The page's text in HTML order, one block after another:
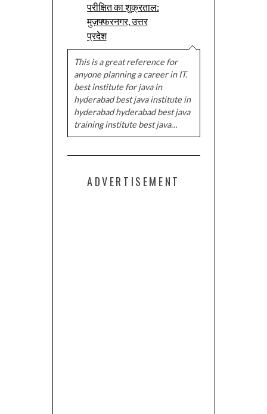
परीक्षित का शुक्रताल:
मुज़फ्फरनगर, उत्तर
प्रदेश
This is a great reference for
anyone planning a career in IT.
best institute for java in
hyderabad best java institute in
hyderabad hyderabad best java
training institute best java…
ADVERTISEMENT